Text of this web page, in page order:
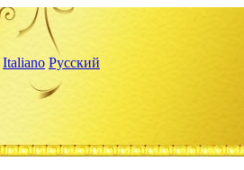
Italiano Русский